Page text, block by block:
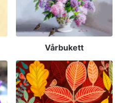
Vårbukett